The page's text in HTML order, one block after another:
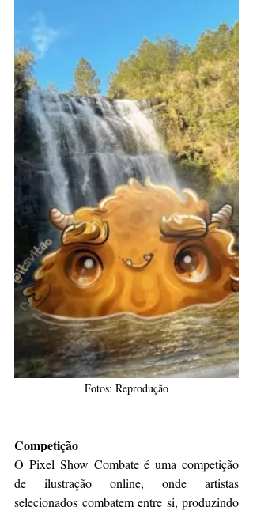
Fotos: Reprodução
Competição
O Pixel Show Combate é uma competição
de ilustração online, onde artistas
selecionados combatem entre si, produzindo